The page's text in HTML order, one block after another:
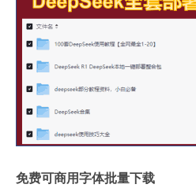
免费可商用字体批量下载